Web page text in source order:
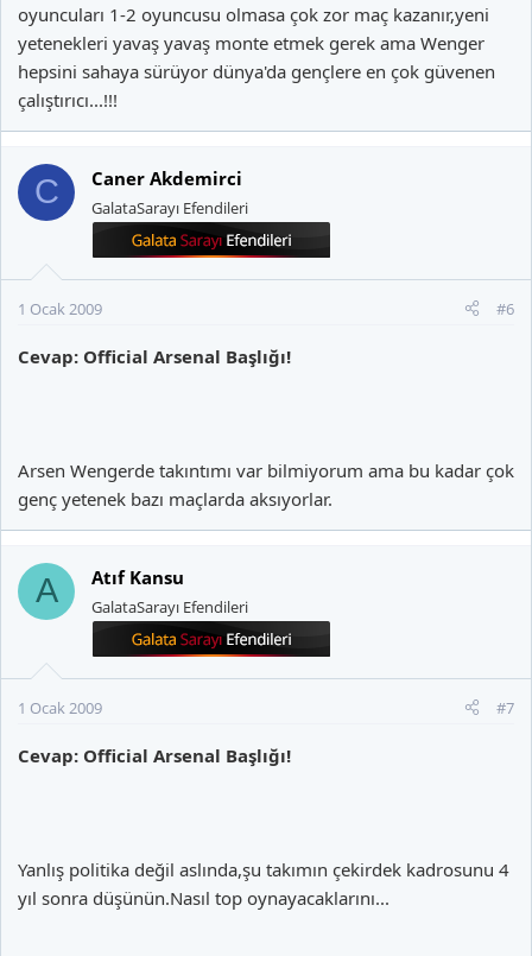
oyuncuları 1-2 oyuncusu olmasa çok zor maç kazanır,yeni
yetenekleri yavaş yavaş monte etmek gerek ama Wenger
hepsini sahaya sürüyor dünya'da gençlere en çok güvenen
çalıştırıcı...!!!
C Caner Akdemirci
GalataSarayı Efendileri
1 Ocak 2009 #6
Cevap: Official Arsenal Başlığı!
Arsen Wengerde takıntımı var bilmiyorum ama bu kadar çok
genç yetenek bazı maçlarda aksıyorlar.
A Atıf Kansu
GalataSarayı Efendileri
1 Ocak 2009 #7
Cevap: Official Arsenal Başlığı!
Yanlış politika değil aslında,şu takımın çekirdek kadrosunu 4
yıl sonra düşünün.Nasıl top oynayacaklarını...